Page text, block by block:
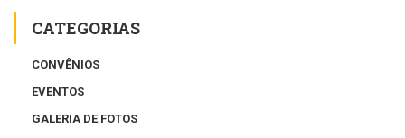
CATEGORIAS
CONVÊNIOS
EVENTOS
GALERIA DE FOTOS